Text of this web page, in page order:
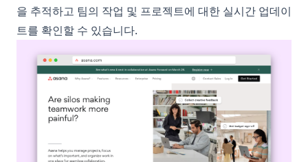
을 추적하고 팀의 작업 및 프로젝트에 대한 실시간 업데이
트를 확인할 수 있습니다.